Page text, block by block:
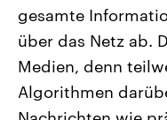
Landtagswahl Sachsen-
2026
Alle Informationen
Sachsen-Anhalt wählt
September 2026 einen
Landtag. Seit 2021 wird
Bundesland von einer
gesamte
über das Netz ab.
Medien, denn
Algorithmen